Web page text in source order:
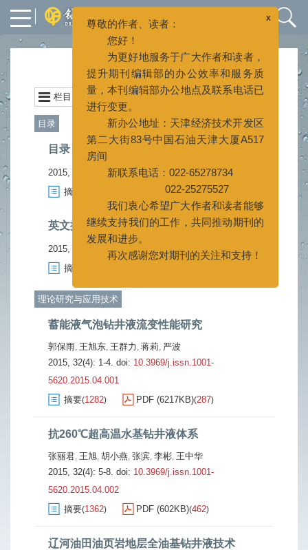
2015年 第32卷 第4期
栏目 封面 上一期 |下一期
目录
目录
2015, 32(4).
摘要
PDF (1396KB)(444)
英文摘要
2015, 32(4).
摘要
理论研究与应用技术
蓄能液气泡钻井液流变性能研究
郭保雨, 王旭东, 王群力 , 蒋莉, 严波
2015, 32(4): 1-4. doi: 10.3969/j.issn.1001-
5620.2015.04.001
摘要(1282) PDF (6217KB)(287)
抗260℃超高温水基钻井液体系
张丽君, 王旭, 胡小燕, 张滨, 李彬, 王中华
2015, 32(4): 5-8. doi: 10.3969/j.issn.1001-
5620.2015.04.002
摘要(1362) PDF (602KB)(462)
辽河油田油页岩地层全油基钻井液技术
尊敬的作者、读者：
您好！
为更好地服务于广大作者和读者，
提升期刊编辑部的办公效率和服务质
量，本刊编辑部办公地点及联系电话已
进行变更。
新办公地址：天津经济技术开发区
第二大街83号中国石油天津大厦A517
房间
新联系电话：022-65278734
022-25275527
我们衷心希望广大作者和读者能够
继续支持我们的工作，共同推动期刊的
发展和进步。
再次感谢您对期刊的关注和支持！